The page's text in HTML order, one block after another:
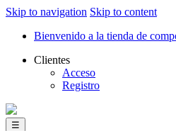
Skip to navigation Skip to content
Bienvenido a la tienda de
Clientes
Acceso
Registro
☰